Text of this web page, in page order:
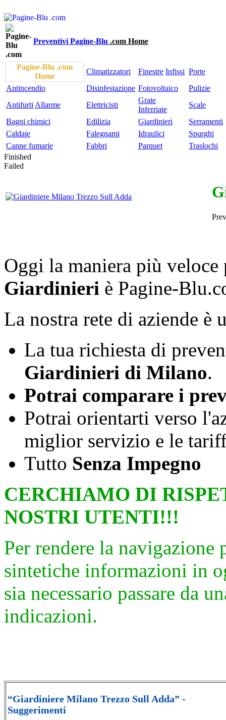
Preventivi Pagine-Blu .com Home
Pagine-Blu .com
Home
Climatizzatori Finestre Infissi Porte
Antincendio
Disinfestazione Fotovoltaico
Pulizie
Antifurti Allarme Elettricisti
Grate
Inferriate
Scale
Bagni chimici
Edilizia Giardinieri
Serramenti
Caldaie
Falegnami Idraulici
Spurghi
Canne fumarie
Fabbri Parquet
Traslochi
Finished
Failed
Oggi la maniera più
Giardinieri è Pagine-
La nostra rete di aziende è
La tua richiesta di
Giardinieri di Milano.
Potrai comparare i
Potrai orientarti verso
miglior servizio e le
Tutto Senza Impegno
CERCHIAMO DI
NOSTRI UTENTI!!!
Per rendere la
sintetiche informazioni in
sia necessario passare da
indicazioni.
“Giardiniere Milano Trezzo Sull Adda” -
Suggerimenti